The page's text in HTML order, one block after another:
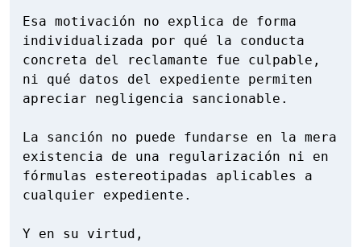
Esa motivación no explica de forma
individualizada por qué la conducta
concreta del reclamante fue culpable,
ni qué datos del expediente permiten
apreciar negligencia sancionable.
La sanción no puede fundarse en la mera
existencia de una regularización ni en
fórmulas estereotipadas aplicables a
cualquier expediente.
Y en su virtud,